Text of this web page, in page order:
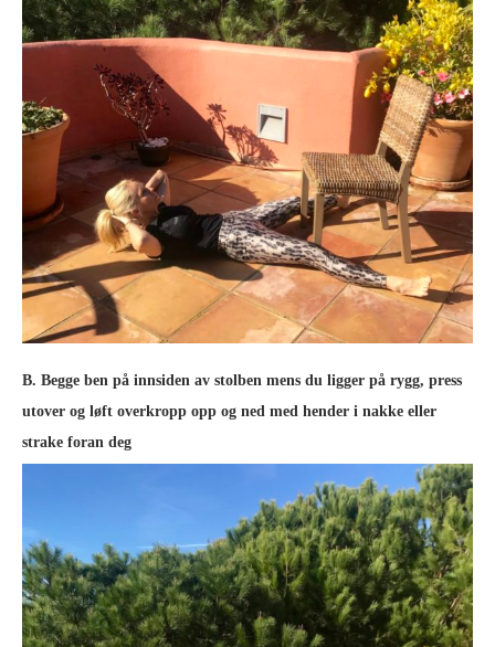
B. Begge ben på innsiden av stolben mens du ligger på rygg, press
utover og løft overkropp opp og ned med hender i nakke eller
strake foran deg